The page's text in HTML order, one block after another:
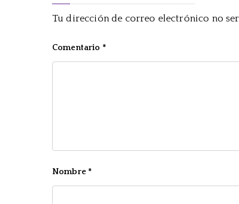
Tu dirección de correo electrónico no
Comentario *
Nombre *